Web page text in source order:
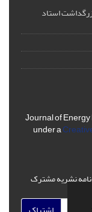
استاد
Journal of
under a
نشریه مشترک